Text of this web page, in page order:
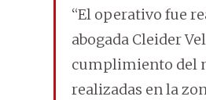
“El operativo fue
abogada Cleider
cumplimiento del
realizadas en la